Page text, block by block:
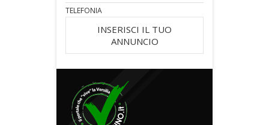
TELEFONIA
INSERISCI IL TUO
ANNUNCIO